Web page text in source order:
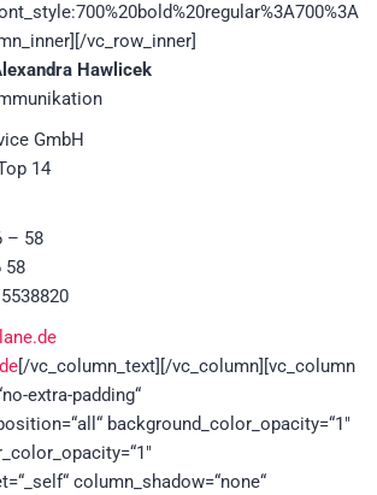
vc_row_inner]
Hawlicek
GmbH
14
– 58
58
[/vc_column_text][/vc_column][vc_column
extra-padding“
background_color_opacity=“1″
column_shadow=“none“